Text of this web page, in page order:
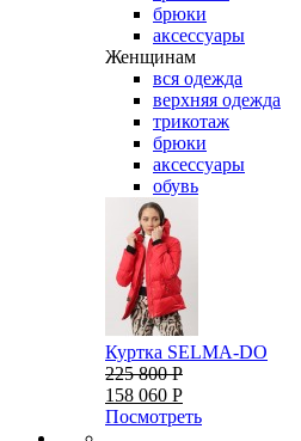
брюки
аксессуары
Женщинам
вся одежда
верхняя одежда
трикотаж
брюки
аксессуары
обувь
Куртка SELMA-DO
225 800 Р
158 060 Р
Посмотреть